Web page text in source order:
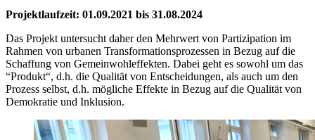
Projektlaufzeit: 01.09.2021 bis 31.08.2024
Das Projekt untersucht daher den Mehrwert von Partizipation im
Rahmen von urbanen Transformationsprozessen in Bezug auf die
Schaffung von Gemeinwohleffekten. Dabei geht es sowohl um das
“Produkt“, d.h. die Qualität von Entscheidungen, als auch um den
Prozess selbst, d.h. mögliche Effekte in Bezug auf die Qualität von
Demokratie und Inklusion.